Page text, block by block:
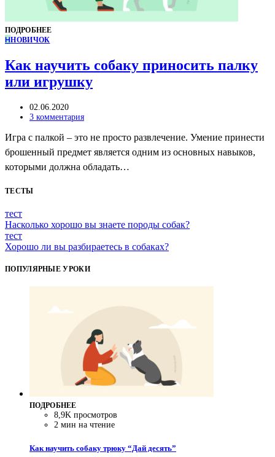
ПОДРОБНЕЕ
ННОВИЧОК
Как научить собаку приносить палку
или игрушку
02.06.2020
3 комментария
Игра с палкой – это не просто развлечение. Умение принести
брошенный предмет является одним из основных навыков,
которыми должна обладать…
ТЕСТЫ
тест
Насколько хорошо вы знаете породы собак?
тест
Хорошо ли вы разбираетесь в собаках?
ПОПУЛЯРНЫЕ УРОКИ
ПОДРОБНЕЕ
8,9K просмотров
2 мин на чтение
Как научить собаку трюку “Дай десять”